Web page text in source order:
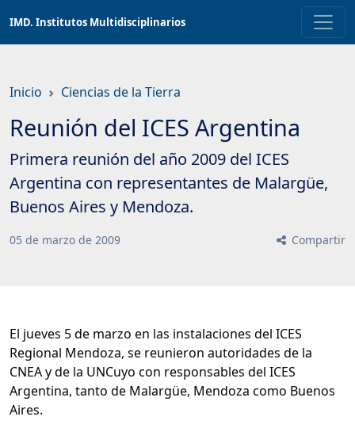
contenido
IMD. Institutos Multidisciplinarios
Inicio Ciencias de la Tierra
Reunión del ICES Argentina
Primera reunión del año 2009 del ICES
Argentina con representantes de Malargüe,
Buenos Aires y Mendoza.
05 de marzo de 2009 Compartir
El jueves 5 de marzo en las instalaciones del ICES
Regional Mendoza, se reunieron autoridades de la
CNEA y de la UNCuyo con responsables del ICES
Argentina, tanto de Malargüe, Mendoza como Buenos
Aires.